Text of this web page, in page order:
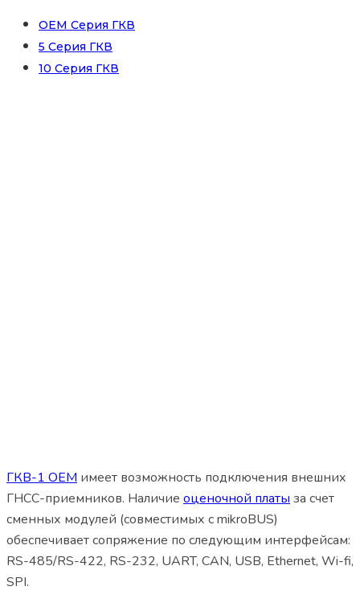
ОЕМ Серия ГКВ
5 Серия ГКВ
10 Серия ГКВ
ГКВ-1 ОЕМ имеет возможность подключения внешних
ГНСС-приемников. Наличие оценочной платы за счет
сменных модулей (совместимых с mikroBUS)
обеспечивает сопряжение по следующим интерфейсам:
RS-485/RS-422, RS-232, UART, CAN, USB, Ethernet, Wi-fi,
SPI.